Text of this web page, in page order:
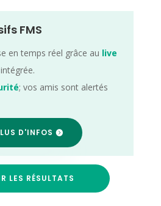
FMS
en temps réel grâce au live
intégrée.
; vos amis sont alertés
D'INFOS
LES RÉSULTATS